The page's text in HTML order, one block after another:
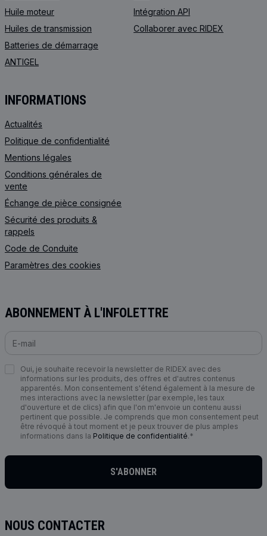
Huile moteur
Huiles de transmission
Batteries de démarrage
ANTIGEL
Intégration API
Collaborer avec RIDEX
INFORMATIONS
Actualités
Politique de confidentialité
Mentions légales
Conditions générales de
vente
Échange de pièce consignée
Sécurité des produits &
rappels
Code de Сonduite
Paramètres des cookies
NOUS CONTACTER
ABONNEMENT À L'INFOLETTRE
Oui, je souhaite recevoir la newsletter de RIDEX avec des
informations sur les produits, des offres et d'autres contenus
apparentés. Mon consentement s'étend également à la mesure de
mes interactions avec la newsletter (par exemple, les taux
d'ouverture et de clics) afin que l'on m'envoie un contenu aussi
pertinent que possible. Je comprends que mon consentement peut
être révoqué à tout moment et je peux trouver de plus amples
informations dans la Politique de confidentialité.*
S'ABONNER